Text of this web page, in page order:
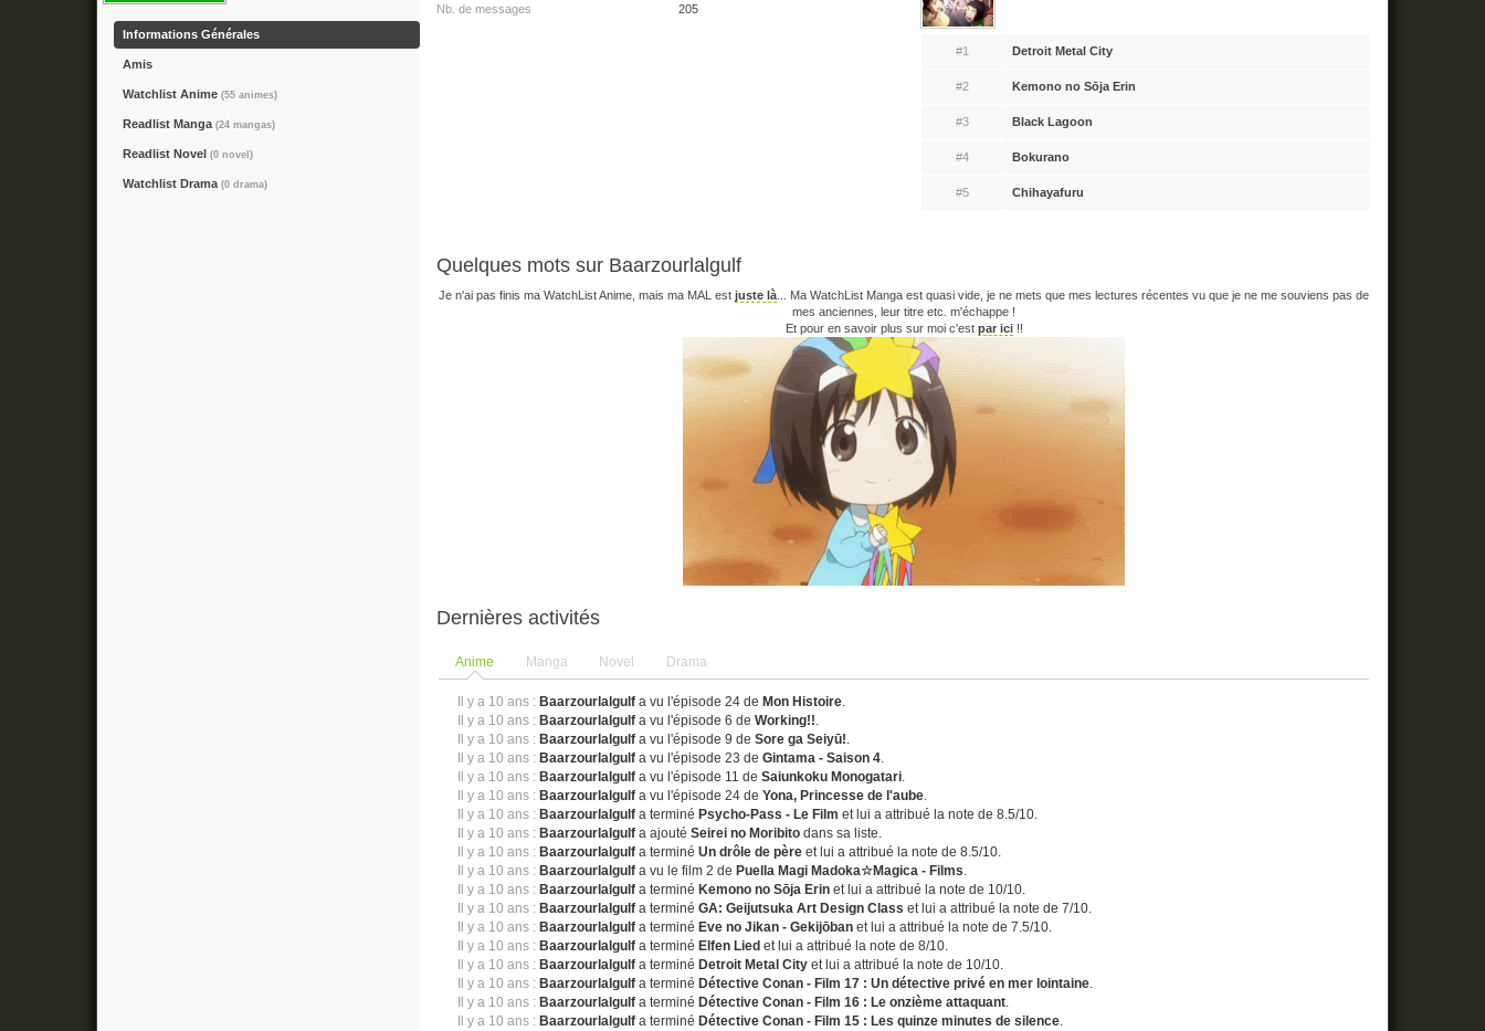
Informations Générales
Amis
Watchlist Anime (55 animes)
Readlist Manga (24 mangas)
Readlist Novel (0 novel)
Watchlist Drama (0 drama)
Nb. de messages
205
#1 Detroit Metal City
#2 Kemono no Sōja Erin
#3 Black Lagoon
#4 Bokurano
#5 Chihayafuru
Quelques mots sur Baarzourlalgulf
Je n'ai pas finis ma WatchList Anime, mais ma MAL est juste là ... Ma WatchList Manga est quasi vide, je ne mets que mes lectures récentes vu que je ne me souviens pas de
mes anciennes, leur titre etc. m'échappe !
Et pour en savoir plus sur moi c'est par ici!!
Dernières activités
Anime Manga Novel Drama
Il y a 10 ans : Baarzourlalgulf a vu l'épisode 24 de Mon Histoire.
Il y a 10 ans : Baarzourlalgulf a vu l'épisode 6 deWorking!!.
Il y a 10 ans : Baarzourlalgulf a vu l'épisode 9 deSore ga Seiyū!.
Il y a 10 ans : Baarzourlalgulf a vu l'épisode 23 deGintama - Saison 4.
Il y a 10 ans : Baarzourlalgulf a vu l'épisode 11 deSaiunkoku Monogatari.
Il y a 10 ans : Baarzourlalgulf a vu l'épisode 24 deYona, Princesse de l'aube.
Il y a 10 ans : Baarzourlalgulf a terminé Psycho-Pass - Le Film et lui a attribué la note de 8.5/10.
Il y a 10 ans : Baarzourlalgulf a ajoutéSeirei no Moribito dans sa liste.
Il y a 10 ans : Baarzourlalgulf a terminéUn drôle de père et lui a attribué la note de 8.5/10.
Il y a 10 ans : Baarzourlalgulf a vu le film 2 de Puella Magi Madoka☆Magica - Films.
Il y a 10 ans : Baarzourlalgulf a terminé Kemono no Sōja Erin et lui a attribué la note de 10/10.
Il y a 10 ans : Baarzourlalgulf a terminéGA: Geijutsuka Art Design Class et lui a attribué la note de 7/10.
Il y a 10 ans : Baarzourlalgulf a terminé Eve no Jikan - Gekijōban et lui a attribué la note de 7.5/10.
Il y a 10 ans : Baarzourlalgulf a terminé Elfen Lied et lui a attribué la note de 8/10.
Il y a 10 ans : Baarzourlalgulf a terminé Detroit Metal City et lui a attribué la note de 10/10.
Il y a 10 ans : Baarzourlalgulf a terminé Détective Conan - Film 17 : Un détective privé en mer lointaine.
Il y a 10 ans : Baarzourlalgulf a terminé Détective Conan - Film 16 : Le onzième attaquant.
Il y a 10 ans : Baarzourlalgulf a terminé Détective Conan - Film 15 : Les quinze minutes de silence.